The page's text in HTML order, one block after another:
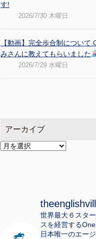
す!
2026/7/30 木曜日
【動画】完全歩合制について
みさんに教えてもらいました
2026/7/29 水曜日
アーカイブ
ア
世界最大６スタ
スを経営する
日本唯一のエー